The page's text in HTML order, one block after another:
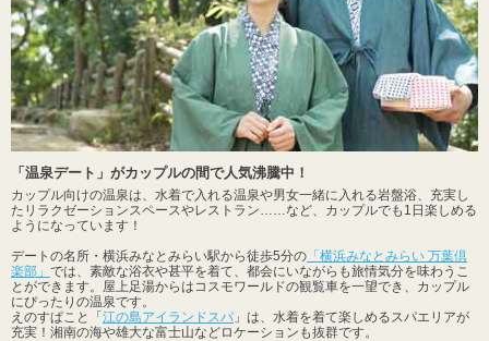
「温泉デート」がカップルの間で人気沸騰中！
カップル向けの温泉は、水着で入れる温泉や男女一緒に入れる岩盤浴、充実し
たリラクゼーションスペースやレストラン……など、カップルでも1日楽しめる
ようになっています！
デートの名所・横浜みなとみらい駅から徒歩5分の 「横浜みなとみらい 万葉倶
楽部」 では、素敵な浴衣や甚平を着て、都会にいながらも旅情気分を味わうこ
とができます。屋上足湯からはコスモワールドの観覧車を一望でき、カップル
にぴったりの温泉です。
えのすぱこと「江の島アイランドスパ 」は、水着を着て楽しめるスパエリアが
充実！湘南の海や雄大な富士山などロケーションも抜群です。